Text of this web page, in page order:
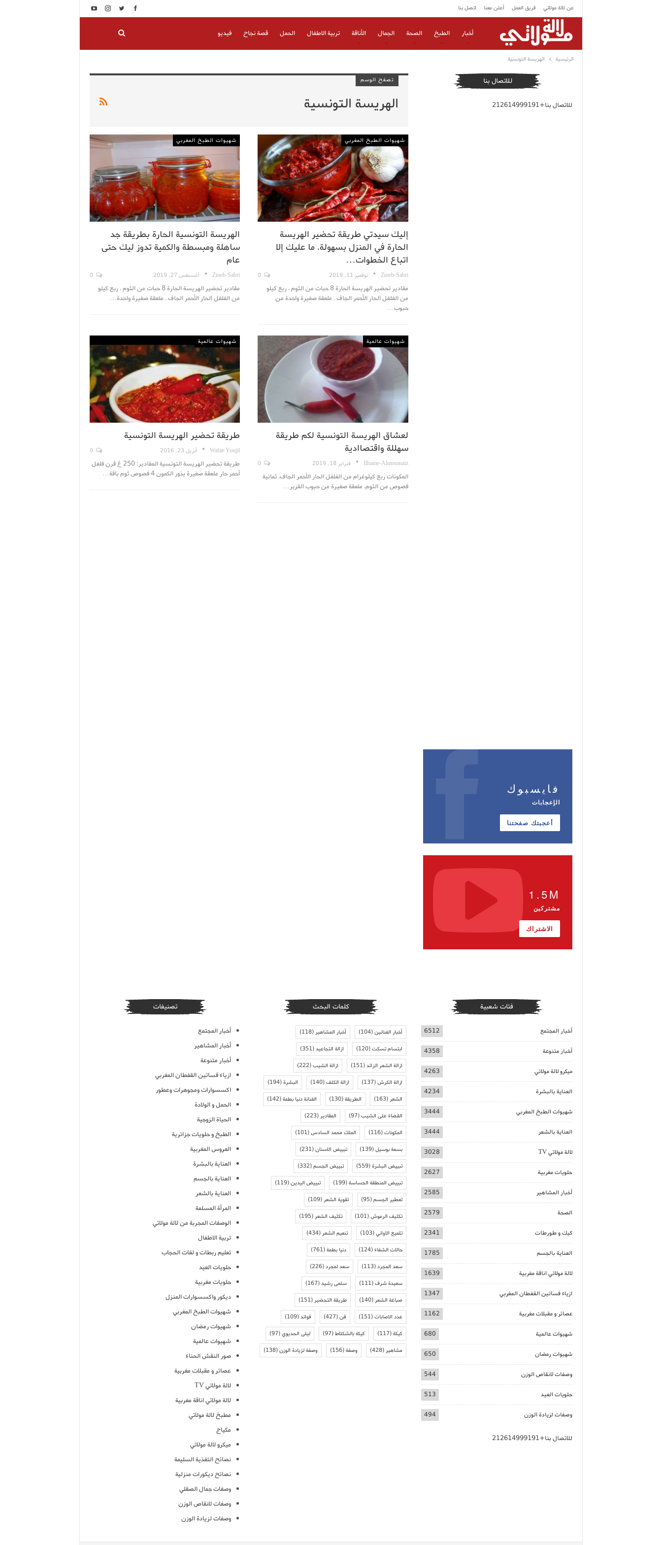
عن لالة مولاتي فريق العمل أعلن معنا اتصل بنا
أخبار الطبخ الصحة الجمال الأناقة تربية الاطفال الحمل قصة نجاح فيديو
الرئيسية الهريسة التونسية
تصفح الوسم
الهريسة التونسية
شهيوات الطبخ المغربي
إليك سيدتي طريقة تحضير الهريسة
الحارة في المنزل بسهولة. ما عليك إلا
اتباع الخطوات…
Zineb-Sabri نوفمبر 11, 2019
مقادير تحضير الهريسة الحارة 8 حبات من الثوم . ربع كيلو
من الفلفل الحار الأحمر الجاف . ملعقة صغيرة واحدة من
حبوب…
شهيوات الطبخ المغربي
الهريسة التونسية الحارة بطريقة جد
ساهلة ومبسطة والكمية تدوز ليك حتى
عام
Zineb-Sabri أغسطس 27, 2019
مقادير تحضير الهريسة الحارة 8 حبات من الثوم . ربع كيلو
من الفلفل الحار الأحمر الجاف . ملعقة صغيرة واحدة…
شهيوات عالمية
لعشاق الهريسة التونسية لكم طريقة
سهللة واقتصاادية
Ilhame-Almoumaiz فبراير 18, 2019
المكونات ربع كيلوغرام من الفلفل الحار الأحمر الجاف. ثمانية
فصوص من الثوم. ملعقة صغيرة من حبوب القزبر…
شهيوات عالمية
طريقة تحضير الهريسة التونسية
Wafae Youjil أبريل 23, 2016
طريقة تحضير الهريسة التونسية المقادير: 250 غ قرن فلفل
أحمر حار ملعقة صغيرة بذور الكمون 4 فصوص ثوم باقة…
للاتصال بنا
للاتصال بنا+212614999191
فايسبوك
الإعجابات
أعجبتك صفحتنا
1.5M
مشتركين
الاشتراك
فئات شعبية
أخبار المجتمع 6512
أخبار متنوعة 4358
ميكرو لالة مولاتي 4263
العناية بالبشرة 4234
شهيوات الطبخ المغربي 3444
العناية بالشعر 3444
لالة مولاتي TV 3028
حلويات مغربية 2627
أخبار المشاهير 2585
الصحة 2579
كيك و طورطات 2341
العناية بالجسم 1785
لالة مولاتي اناقة مغربية 1639
ازياء فساتين القفطان المغربي 1347
عصائر و مقبلات مغربية 1162
شهيوات عالمية 680
شهيوات رمضان 650
وصفات لانقاص الوزن 544
حلويات العيد 513
وصفات لزيادة الوزن 494
للاتصال بنا+212614999191
كلمات البحث
أخبار الفنانين(104) أخبار المشاهير(118)
ابتسام تسكت(120) ازالة التجاعيد(351)
ازالة الشعر الزائد(151) ازالة الشيب(222)
ازالة الكرش(137) ازالة الكلف(140) البشرة(194)
الشعر(163) الطريقة(130) الفنانة دنيا بطمة(142)
القضاء على الشيب(97) المقادير(223)
المكونات(116) الملك محمد السادس(101)
بسمة بوسيل(139) تبييض الاسنان(231)
تبييض البشرة(559) تبييض الجسم(332)
تبييض المنطقة الحساسة(199) تبييض اليدين(119)
تعطير الجسم(95) تقوية الشعر(109)
تكثيف الرموش(101) تكثيف الشعر(195)
تلميع الاواني(103) تنعيم الشعر(434)
حالات الشفاء(124) دنيا بطمة(761)
سعد المجرد(113) سعد لمجرد(226)
سعيدة شرف(111) سلمى رشيد(167)
صباغة الشعر(140) طريقة التحضير(151)
عدد الاصابات(151) فن(427) فوائد(109)
كيكة(117) كيكة بالشكلاط(97) ليلى الحديوي(97)
مشاهير(428) وصفة(156) وصفة لزيادة الوزن(138)
تصنيفات
أخبار المجتمع
أخبار المشاهير
أخبار متنوعة
ازياء فساتين القفطان المغربي
اكسسوارات ومجوهرات وعطور
الحمل و الولادة
الحياة الزوجية
الطبخ و حلويات جزائرية
العروس المغربية
العناية بالبشرة
العناية بالجسم
العناية بالشعر
المرأة المسلمة
الوصفات المجربة من لالة مولاتي
تربية الاطفال
تعليم ربطات و لفات الحجاب
حلويات العيد
حلويات مغربية
ديكور واكسسوارات المنزل
شهيوات الطبخ المغربي
شهيوات رمضان
شهيوات عالمية
صور النقش الحناء
عصائر و مقبلات مغربية
لالة مولاتي TV
لالة مولاتي اناقة مغربية
مطبخ لالة مولاتي
مكياج
ميكرو لالة مولاتي
نصائح التغذية السليمة
نصائح ديكورات منزلية
وصفات جمال الصقلي
وصفات لانقاص الوزن
وصفات لزيادة الوزن